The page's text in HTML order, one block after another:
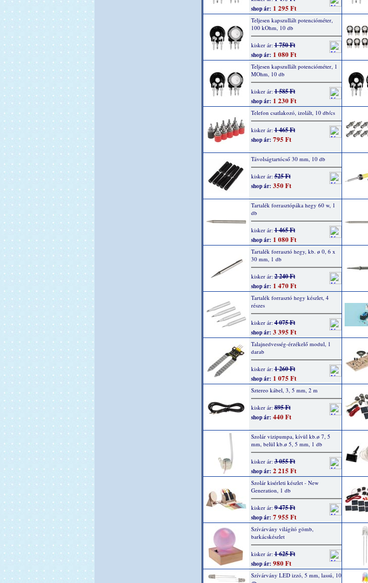
shop ár: 1 295 Ft
Teljesen kapszullált potencióméter,
100 kOhm, 10 db
kisker ár:1 750 Ft
shop ár: 1 080 Ft
Teljesen kapszullált potencióméter, 1
MOhm, 10 db
kisker ár:1 585 Ft
shop ár: 1 230 Ft
Telefon csatlakozó, izolált, 10 db/cs
kisker ár:1 465 Ft
shop ár: 795 Ft
Távolságtartócső 30 mm, 10 db
kisker ár:525 Ft
shop ár: 350 Ft
Tartalék forrasztópáka hegy 60 w, 1
db
kisker ár:1 465 Ft
shop ár: 1 080 Ft
Tartalék forrasztó hegy, kb. ø 0, 6 x
30 mm, 1 db
kisker ár:2 240 Ft
shop ár: 1 470 Ft
Tartalék forrasztó hegy készlet, 4
részes
kisker ár:4 075 Ft
shop ár: 3 395 Ft
Talajnedvesség-érzékelő modul, 1
darab
kisker ár:1 260 Ft
shop ár: 1 075 Ft
Sztereo kábel, 3, 5 mm, 2 m
kisker ár:895 Ft
shop ár: 440 Ft
Szolár vizipumpa, kívül kb.ø 7, 5
mm, belül kb.ø 5, 5 mm, 1 db
kisker ár:3 055 Ft
shop ár: 2 215 Ft
Szolár kisérleti készlet - New
Generation, 1 db
kisker ár:9 475 Ft
shop ár: 7 955 Ft
Szívárvány világító gömb,
barkácskészlet
kisker ár:1 625 Ft
shop ár: 980 Ft
Szívárvány LED izzó, 5 mm, lassú, 10